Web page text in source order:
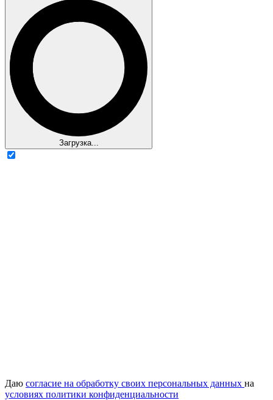
Загрузка...
Даю согласие на обработку своих персональных данных на
условиях политики конфиденциальности